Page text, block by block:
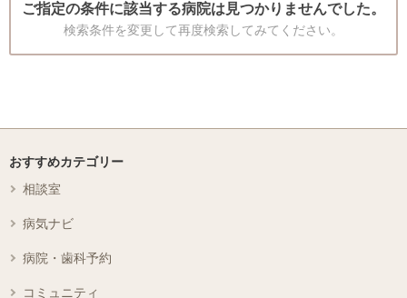
ご指定の条件に該当する病院は見つかりませんでした。
検索条件を変更して再度検索してみてください。
おすすめカテゴリー
相談室
病気ナビ
病院・歯科予約
コミュニティ